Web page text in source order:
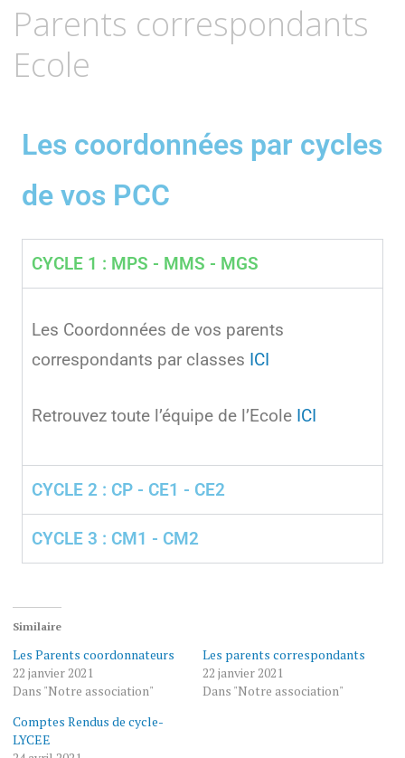
2022
Parents correspondants
Ecole
Les coordonnées par cycles
de vos PCC
CYCLE 1 : MPS - MMS - MGS
Les Coordonnées de vos parents
correspondants par classes ICI
Retrouvez toute l’équipe de l’Ecole ICI
CYCLE 2 : CP - CE1 - CE2
CYCLE 3 : CM1 - CM2
Similaire
Les Parents coordonnateurs
22 janvier 2021
Dans "Notre association"
Les parents correspondants
22 janvier 2021
Dans "Notre association"
Comptes Rendus de cycle-
LYCEE